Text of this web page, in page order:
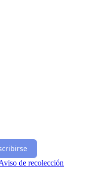
de recolección